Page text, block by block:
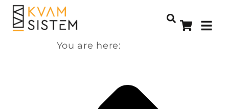
You are here: